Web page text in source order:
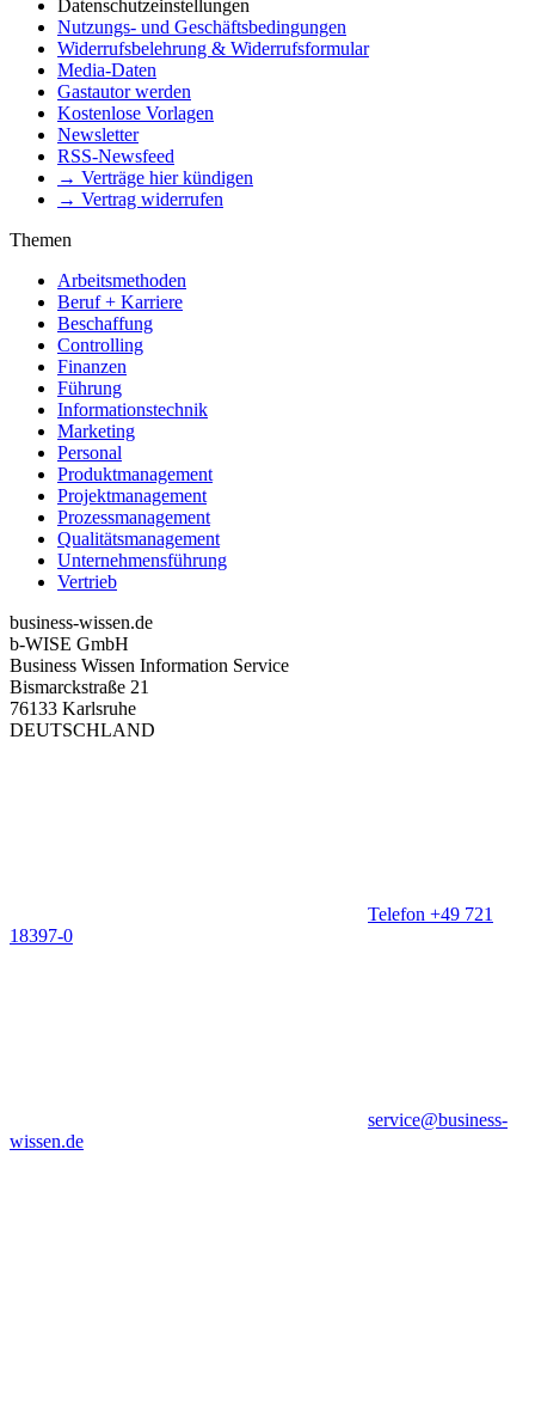
Datenschutzeinstellungen
Nutzungs- und Geschäftsbedingungen
Widerrufsbelehrung & Widerrufsformular
Media-Daten
Gastautor werden
Kostenlose Vorlagen
Newsletter
RSS-Newsfeed
→ Verträge hier kündigen
→ Vertrag widerrufen
Themen
Arbeitsmethoden
Beruf + Karriere
Beschaffung
Controlling
Finanzen
Führung
Informationstechnik
Marketing
Personal
Produktmanagement
Projektmanagement
Prozessmanagement
Qualitätsmanagement
Unternehmensführung
Vertrieb
business-wissen.de
b-WISE GmbH
Business Wissen Information Service
Bismarckstraße 21
76133 Karlsruhe
DEUTSCHLAND
Telefon +49 721
18397-0
service@business-
wissen.de